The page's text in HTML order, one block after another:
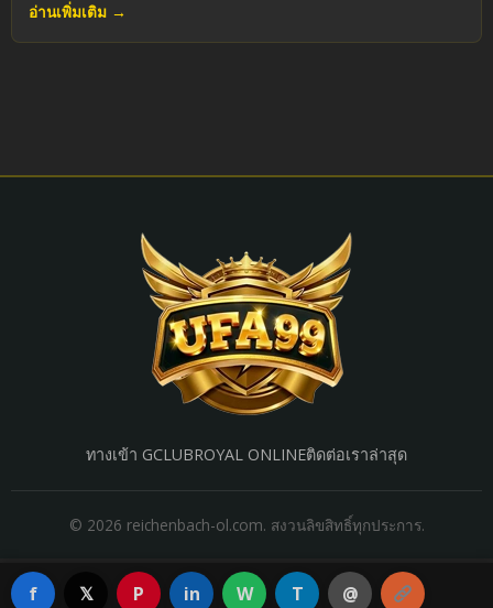
อ่านเพิ่มเติม →
ทางเข้า GCLUBROYAL ONLINEติดต่อเราล่าสุด
© 2026 reichenbach-ol.com. สงวนลิขสิทธิ์ทุกประการ.
f 𝕏 P in W T @